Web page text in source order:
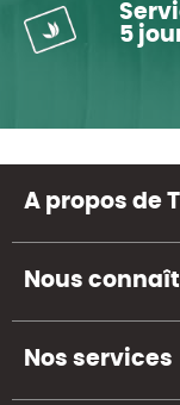
5
A propos de
Nous
Nos services